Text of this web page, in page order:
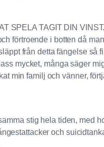
SPELA TAGIT DIN
förtroende i botten då
från detta fängelse så
mycket, många säger
min familj och vänner,
stig hela tiden, med
och